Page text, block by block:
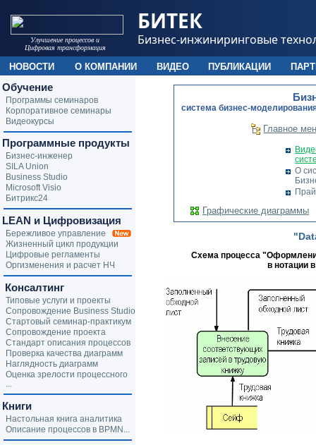
cистема бизнес-
Главное
О
Графические диаграммы
Схема процесса
в нотации
Обучение
Программы семинаров
Корпоративное семинары
Видеокурсы
Программные продукты
Бизнес-инженер
SILA Union
Business Studio
Microsoft Visio
Битрикс24
LEAN и Цифровизация
Бережливое управление
Жизненный цикл продукции
Цифровые регламенты
Оргизменения и расчет НЧ
Консалтинг
Типовые услуги и проекты
Сопровождение Business Studio
Стартовый семинар-практикум
Сопровождение проекта
Стандарт описания процессов
Проверка качества диаграмм
Наглядность диаграмм
Оценка зрелости процессного
...
Книги
Настольная книга аналитика
Описание процессов в BPMN...
Улучшение процессов и
Цифровая трансформация
БИТЕК
Бизнес-инжиниринговые
НОВОСТИ О КОМПАНИИ ВИДЕО ПУБЛИКАЦИИ